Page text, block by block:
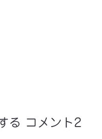
る コメント2